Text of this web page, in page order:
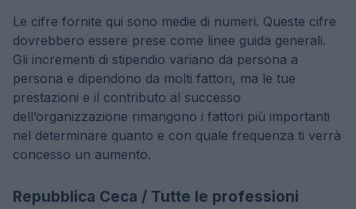
Le cifre fornite qui sono medie di numeri. Queste cifre
dovrebbero essere prese come linee guida generali.
Gli incrementi di stipendio variano da persona a
persona e dipendono da molti fattori, ma le tue
prestazioni e il contributo al successo
dell’organizzazione rimangono i fattori più importanti
nel determinare quanto e con quale frequenza ti verrà
concesso un aumento.
Repubblica Ceca / Tutte le professioni